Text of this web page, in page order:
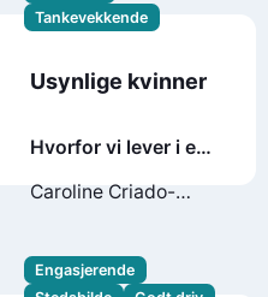
Tankevekkende
Usynlige kvinner
Hvorfor vi lever i en
menn
Caroline Criado-
Engasjerende